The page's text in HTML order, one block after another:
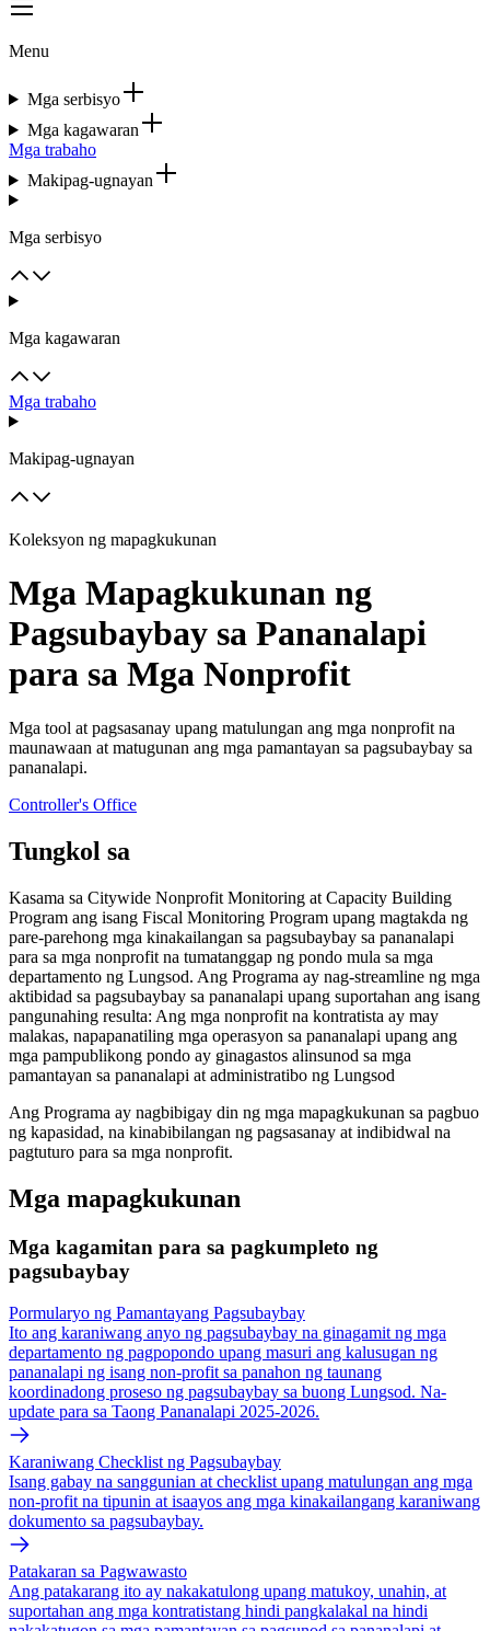
Menu
Mga serbisyo
Mga kagawaran
Mga trabaho
Makipag-ugnayan
Mga serbisyo
Mga kagawaran
Mga trabaho
Makipag-ugnayan
Koleksyon ng mapagkukunan
Mga Mapagkukunan ng
Pagsubaybay sa Pananalapi
para sa Mga Nonprofit
Mga tool at pagsasanay upang matulungan ang mga nonprofit na
maunawaan at matugunan ang mga pamantayan sa pagsubaybay sa
pananalapi.
Controller's Office
Tungkol sa
Kasama sa Citywide Nonprofit Monitoring at Capacity Building
Program ang isang Fiscal Monitoring Program upang magtakda ng
pare-parehong mga kinakailangan sa pagsubaybay sa pananalapi
para sa mga nonprofit na tumatanggap ng pondo mula sa mga
departamento ng Lungsod. Ang Programa ay nag-streamline ng mga
aktibidad sa pagsubaybay sa pananalapi upang suportahan ang isang
pangunahing resulta: Ang mga nonprofit na kontratista ay may
malakas, napapanatiling mga operasyon sa pananalapi upang ang
mga pampublikong pondo ay ginagastos alinsunod sa mga
pamantayan sa pananalapi at administratibo ng Lungsod
Ang Programa ay nagbibigay din ng mga mapagkukunan sa pagbuo
ng kapasidad, na kinabibilangan ng pagsasanay at indibidwal na
pagtuturo para sa mga nonprofit.
Mga mapagkukunan
Mga kagamitan para sa pagkumpleto ng
pagsubaybay
Pormularyo ng Pamantayang Pagsubaybay
Ito ang karaniwang anyo ng pagsubaybay na ginagamit ng mga
departamento ng pagpopondo upang masuri ang kalusugan ng
pananalapi ng isang non-profit sa panahon ng taunang
koordinadong proseso ng pagsubaybay sa buong Lungsod. Na-
update para sa Taong Pananalapi 2025-2026.
Karaniwang Checklist ng Pagsubaybay
Isang gabay na sanggunian at checklist upang matulungan ang mga
non-profit na tipunin at isaayos ang mga kinakailangang karaniwang
dokumento sa pagsubaybay.
Patakaran sa Pagwawasto
Ang patakarang ito ay nakakatulong upang matukoy, unahin, at
suportahan ang mga kontratistang hindi pangkalakal na hindi